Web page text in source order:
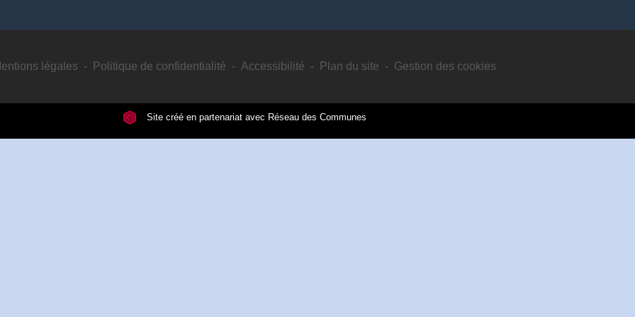
légales - Politique de confidentialité - Accessibilité - Plan du site - Gestion des cookies
Site créé en partenariat avec Réseau des Communes